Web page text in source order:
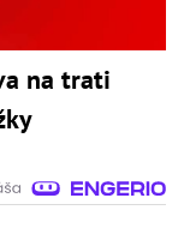
na trati